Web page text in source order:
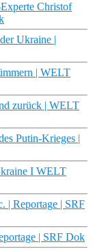
Christof
Ukraine |
| WELT
zurück | WELT
Putin-Krieges |
I WELT
| Reportage | SRF
| SRF Dok